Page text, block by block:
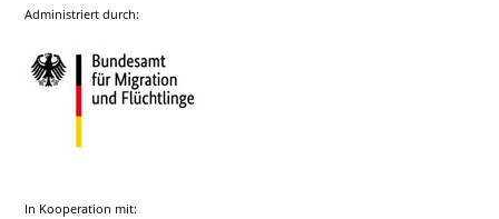
Administriert durch:
In Kooperation mit: